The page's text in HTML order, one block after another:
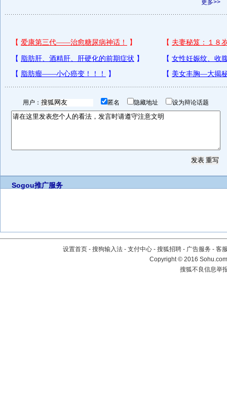
更多>>
用户： 匿名 隐藏地址 设为辩论话题
Sogou推广服务
设置首页 - 搜狗输入法 - 支付中心 - 搜狐招聘 - 广告服务 - 客
Copyright©2016
搜狐不良信息举